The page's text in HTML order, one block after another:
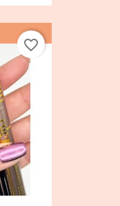
favorite_border